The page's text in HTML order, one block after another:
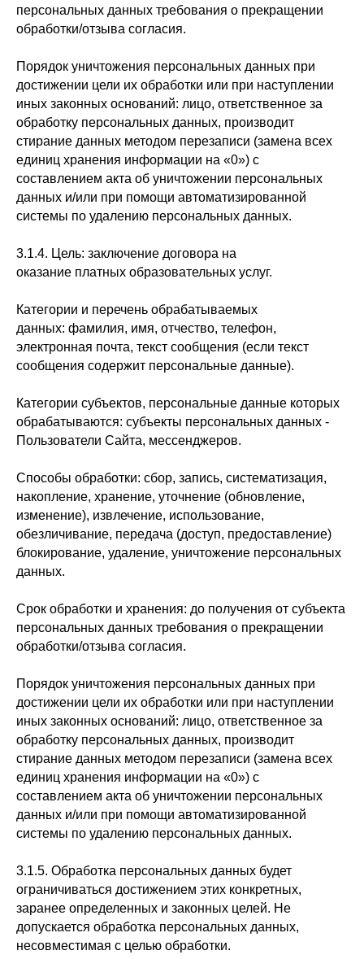
персональных данных требования о прекращении
обработки/отзыва согласия.
Порядок уничтожения персональных данных при
достижении цели их обработки или при наступлении
иных законных оснований: лицо, ответственное за
обработку персональных данных, производит
стирание данных методом перезаписи (замена всех
единиц хранения информации на «0») с
составлением акта об уничтожении персональных
данных и/или при помощи автоматизированной
системы по удалению персональных данных.
3.1.4. Цель: заключение договора на
оказание платных образовательных услуг.
Категории и перечень обрабатываемых
данных: фамилия, имя, отчество, телефон,
электронная почта, текст сообщения (если текст
сообщения содержит персональные данные).
Категории субъектов, персональные данные которых
обрабатываются: субъекты персональных данных -
Пользователи Сайта, мессенджеров.
Способы обработки: сбор, запись, систематизация,
накопление, хранение, уточнение (обновление,
изменение), извлечение, использование,
обезличивание, передача (доступ, предоставление)
блокирование, удаление, уничтожение персональных
данных.
Срок обработки и хранения: до получения от субъекта
персональных данных требования о прекращении
обработки/отзыва согласия.
Порядок уничтожения персональных данных при
достижении цели их обработки или при наступлении
иных законных оснований: лицо, ответственное за
обработку персональных данных, производит
стирание данных методом перезаписи (замена всех
единиц хранения информации на «0») с
составлением акта об уничтожении персональных
данных и/или при помощи автоматизированной
системы по удалению персональных данных.
3.1.5. Обработка персональных данных будет
ограничиваться достижением этих конкретных,
заранее определенных и законных целей. Не
допускается обработка персональных данных,
несовместимая с целью обработки.